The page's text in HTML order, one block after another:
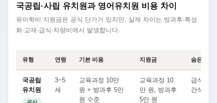
국공립·사립 유치원과 영어유치원 비용 차이
유아학비 지원금은 공식 단가가 있지만, 실제 차이는 방과후·특성
화·교재·급식·차량비에서 발생합니다.
유형 연령 기본 비용 지원금 숨은 비용
국공립
유치원
3~5
세
교육과정 10만
원 + 방과후 5만
원 수준
교육과정 10
만 원, 방과후
5만 원
급식·방
간식·재